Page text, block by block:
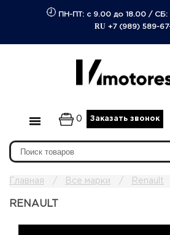
ПН-ПТ: с 9.00 до 18.00/ СБ:
RU +7 (989) 589-
0 Заказать звонок
Главная Все марки Renault
RENAULT